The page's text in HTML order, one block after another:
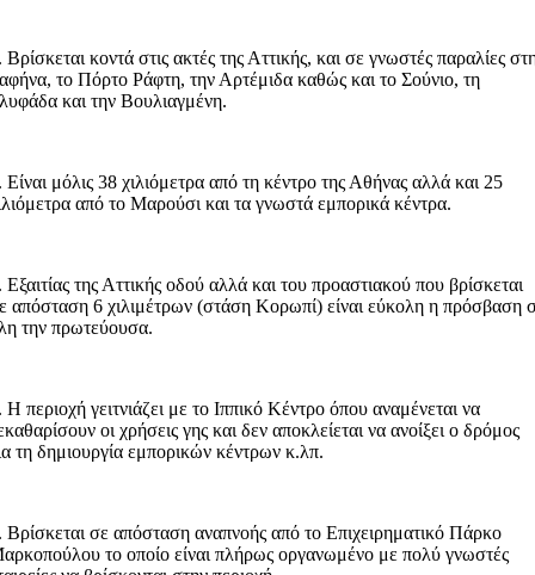
Βρίσκεται κοντά στις ακτές της Αττικής, και σε γνωστές παραλίες
το Πόρτο Ράφτη, την Αρτέμιδα καθώς και το Σούνιο, τη
και την Βουλιαγμένη.
Είναι μόλις 38 χιλιόμετρα από τη κέντρο της Αθήνας αλλά και 25
από το Μαρούσι και τα γνωστά εμπορικά κέντρα.
Εξαιτίας της Αττικής οδού αλλά και του προαστιακού που βρίσκεται
απόσταση 6 χιλιμέτρων (στάση Κορωπί) είναι εύκολη η πρόσβαση
την πρωτεύουσα.
Η περιοχή γειτνιάζει με το Ιππικό Κέντρο όπου αναμένεται να
οι χρήσεις γης και δεν αποκλείεται να ανοίξει ο δρόμος
τη δημιουργία εμπορικών κέντρων κ.λπ.
Βρίσκεται σε απόσταση αναπνοής από το Επιχειρηματικό Πάρκο
το οποίο είναι πλήρως οργανωμένο με πολύ γνωστές